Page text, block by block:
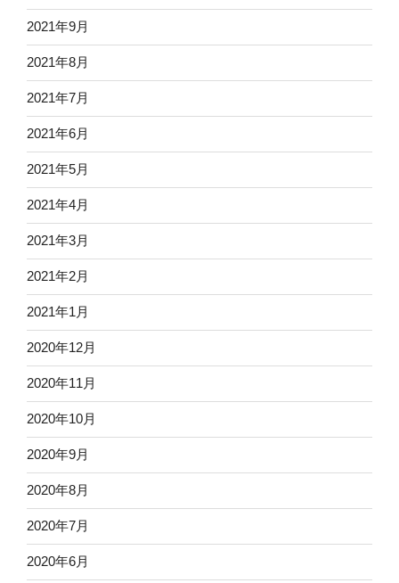
2021年9月
2021年8月
2021年7月
2021年6月
2021年5月
2021年4月
2021年3月
2021年2月
2021年1月
2020年12月
2020年11月
2020年10月
2020年9月
2020年8月
2020年7月
2020年6月